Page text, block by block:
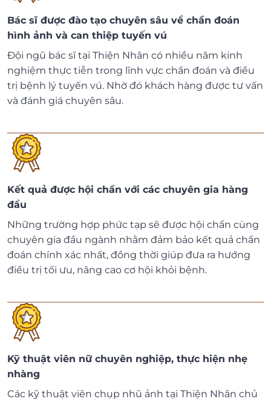
Bác sĩ được đào tạo chuyên sâu về chẩn đoán
hình ảnh và can thiệp tuyến vú
Đội ngũ bác sĩ tại Thiện Nhân có nhiều năm kinh
nghiệm thực tiễn trong lĩnh vực chẩn đoán và điều
trị bệnh lý tuyến vú. Nhờ đó khách hàng được tư vấn
và đánh giá chuyên sâu.
Kết quả được hội chẩn với các chuyên gia hàng
đầu
Những trường hợp phức tạp sẽ được hội chẩn cùng
chuyên gia đầu ngành nhằm đảm bảo kết quả chẩn
đoán chính xác nhất, đồng thời giúp đưa ra hướng
điều trị tối ưu, nâng cao cơ hội khỏi bệnh.
Kỹ thuật viên nữ chuyên nghiệp, thực hiện nhẹ
nhàng
Các kỹ thuật viên chụp nhũ ảnh tại Thiện Nhân chủ